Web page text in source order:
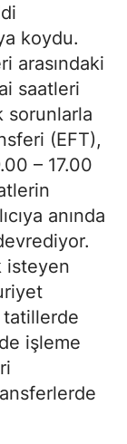
koydu.
arasındaki
saatleri
sorunlarla
(EFT),
– 17.00
anında
isteyen
tatillerde
işleme